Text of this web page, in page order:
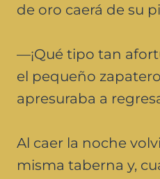
de oro caerá de su
—¡Qué tipo tan
el pequeño
apresuraba a
Al caer la noche
misma taberna y,